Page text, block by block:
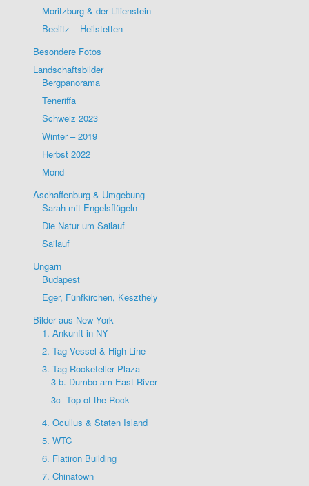
Moritzburg & der Lilienstein
Beelitz – Heilstetten
Besondere Fotos
Landschaftsbilder
Bergpanorama
Teneriffa
Schweiz 2023
Winter – 2019
Herbst 2022
Mond
Aschaffenburg & Umgebung
Sarah mit Engelsflügeln
Die Natur um Sailauf
Sailauf
Ungarn
Budapest
Eger, Fünfkirchen, Keszthely
Bilder aus New York
1. Ankunft in NY
2. Tag Vessel & High Line
3. Tag Rockefeller Plaza
3-b. Dumbo am East River
3c- Top of the Rock
4. Ocullus & Staten Island
5. WTC
6. Flatiron Building
7. Chinatown